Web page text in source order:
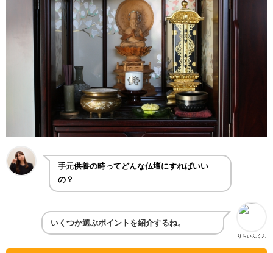
手元供養の時ってどんな仏壇にすればいい
の？
りらいふくん
いくつか選ぶポイントを紹介するね。